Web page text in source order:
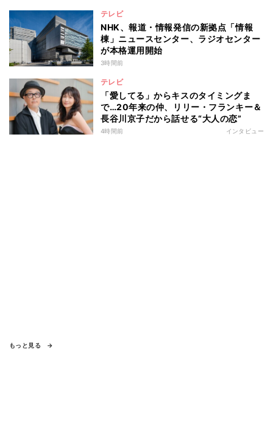
テレビ
NHK、報道・情報発信の新拠点「情報
棟」ニュースセンター、ラジオセンター
が本格運用開始
3時間前
テレビ
「愛してる」からキスのタイミングま
で…20年来の仲、リリー・フランキー＆
長谷川京子だから話せる“大人の恋”
4時間前 インタビュー
もっと見る